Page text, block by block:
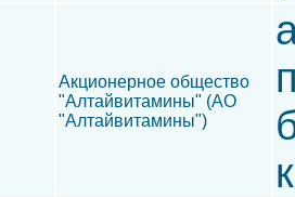
Акционерное общество
"Алтайвитамины" (АО
"Алтайвитамины")